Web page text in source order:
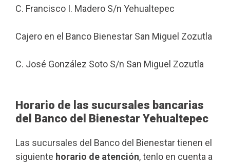
C. Francisco I. Madero S/n Yehualtepec
Cajero en el Banco Bienestar San Miguel Zozutla
C. José González Soto S/n San Miguel Zozutla
Horario de las sucursales bancarias
del Banco del Bienestar Yehualtepec
Las sucursales del Banco del Bienestar tienen el
siguiente horario de atención, tenlo en cuenta a